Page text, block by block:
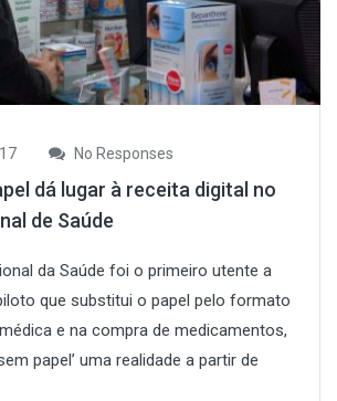
No Responses
dá lugar à receita digital no
de Saúde
da Saúde foi o primeiro utente a
que substitui o papel pelo formato
e na compra de medicamentos,
papel’ uma realidade a partir de